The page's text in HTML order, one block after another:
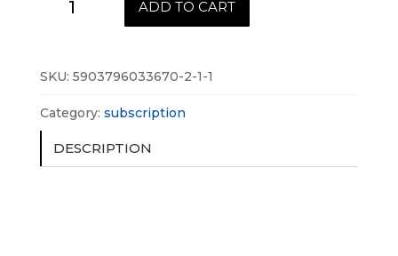
subskrypcja
ADD TO CART
SKU: 5903796033670-2-1-1
Category: subscription
DESCRIPTION